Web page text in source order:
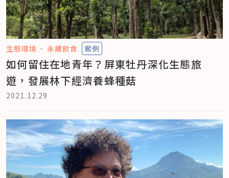
生態環境 永續飲食 案例
如何留住在地青年？屏東牡丹深化生態旅
遊，發展林下經濟養蜂種菇
2021.12.29